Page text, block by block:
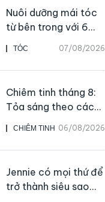
TÓC 07/08/2026
Nuôi dưỡng mái tóc
từ bên trong với 6
thực phẩm giàu
dưỡng chất
CHIÊM TINH 06/08/2026
Chiêm tinh tháng 8:
Tỏa sáng theo cách
của chính mình
Jennie có mọi thứ để
trở thành siêu sao